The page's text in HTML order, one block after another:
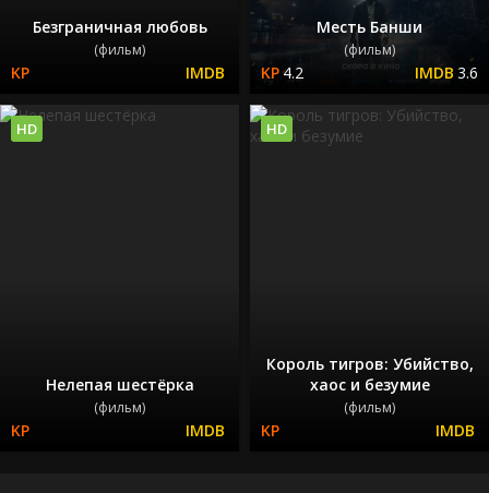
Безграничная любовь
(фильм)
Месть Банши
(фильм)
4.2 3.6
Нелепая шестёрка
(фильм)
HD
Король тигров: Убийство,
хаос и безумие
(фильм)
HD